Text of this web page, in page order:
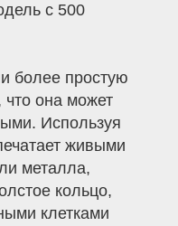
с 500
более простую
что она может
Используя
живыми
металла,
кольцо,
клетками